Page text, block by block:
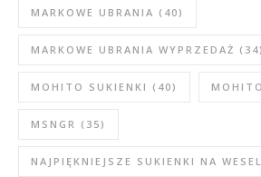
MARKOWE UBRANIA (40)
MARKOWE UBRANIA WYPRZEDAŻ (34)
MOHITO SUKIENKI (40)
MSNGR (35)
NAJPIĘKNIEJSZE SUKIENKI NA